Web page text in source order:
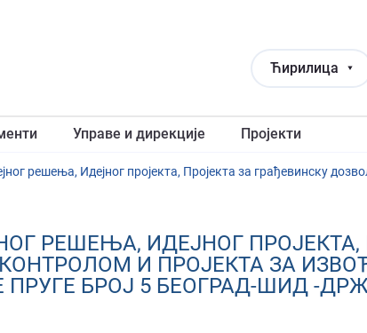
Ћирилица
Управе и дирекције Пројекти
РЕШЕЊА, ИДЕЈНОГ ПРОЈЕКТА,
И ПРОЈЕКТА ЗА
БРОЈ 5 БЕОГРАД-ШИД -